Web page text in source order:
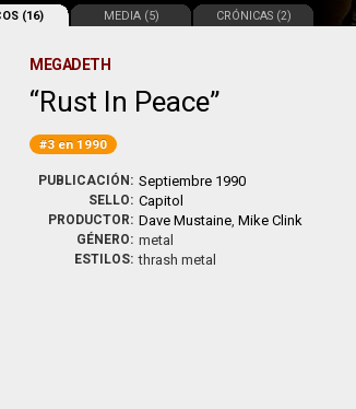
(16) MEDIA (5) CRÓNICAS (2)
MEGADETH
Rust In Peace
#3 en 1990
PUBLICACIÓN: Septiembre 1990
SELLO: Capitol
PRODUCTOR: Dave Mustaine,Mike Clink
GÉNERO: metal
ESTILOS: thrash metal